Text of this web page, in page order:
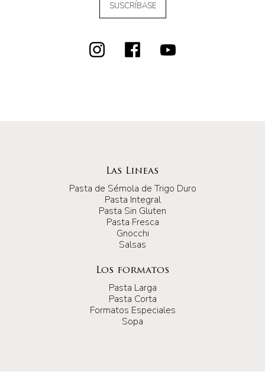
SUSCRÍBASE
Las Lineas
Pasta de Sémola de Trigo Duro
Pasta Integral
Pasta Sin Gluten
Pasta Fresca
Gnocchi
Salsas
Los formatos
Pasta Larga
Pasta Corta
Formatos Especiales
Sopa